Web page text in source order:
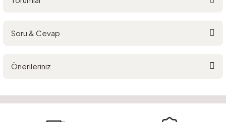
Soru & Cevap
Soru Sor
Önerileriniz
Görüş ve önerileriniz için teşekkür ederiz.